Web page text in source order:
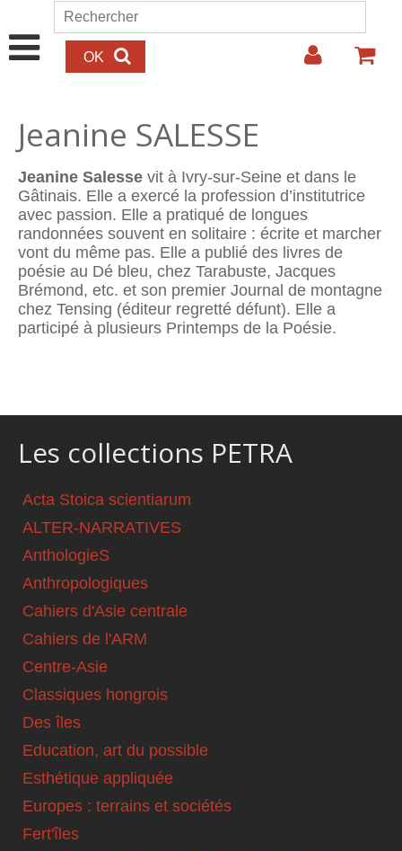
Aller au contenu principal
Formulaire de recherche
Rechercher
Jeanine SALESSE
Jeanine Salesse vit à Ivry-sur-Seine et dans le
Gâtinais. Elle a exercé la profession d’institutrice
avec passion. Elle a pratiqué de longues
randonnées souvent en solitaire : écrite et marcher
vont du même pas. Elle a publié des livres de
poésie au Dé bleu, chez Tarabuste, Jacques
Brémond, etc. et son premier Journal de montagne
chez Tensing (éditeur regretté défunt). Elle a
participé à plusieurs Printemps de la Poésie.
Les collections PETRA
Acta Stoica scientiarum
ALTER-NARRATIVES
AnthologieS
Anthropologiques
Cahiers d'Asie centrale
Cahiers de l'ARM
Centre-Asie
Classiques hongrois
Des îles
Education, art du possible
Esthétique appliquée
Europes : terrains et sociétés
Fert'îles